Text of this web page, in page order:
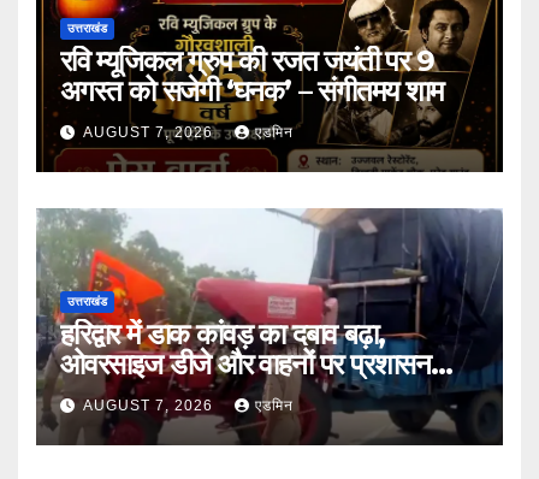
उत्तराखंड
रवि म्यूजिकल ग्रुप की रजत जयंती पर 9
अगस्त को सजेगी ‘घनक’ – संगीतमय शाम
AUGUST 7, 2026 एडमिन
उत्तराखंड
हरिद्वार में डाक कांवड़ का दबाव बढ़ा,
ओवरसाइज डीजे और वाहनों पर प्रशासन
सख्तAUGUST 7, 2026 एडमिन